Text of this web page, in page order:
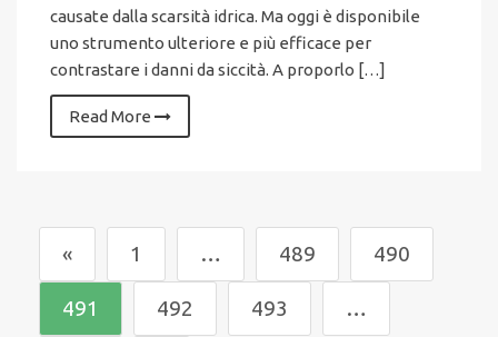
causate dalla scarsità idrica. Ma oggi è disponibile
uno strumento ulteriore e più efficace per
contrastare i danni da siccità. A proporlo […]
Read More
« 1 … 489 490
491 492 493 …